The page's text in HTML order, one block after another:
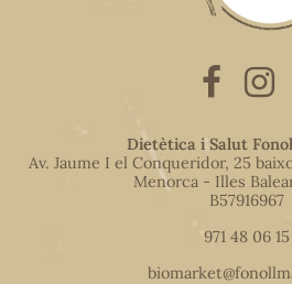
Dietètica i Salut
Av. Jaume I el Conqueridor, 25
Menorca - Illes
B57916967
971 48 06 15